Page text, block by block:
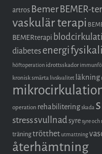
artros BemerBEMER-
vaskulär terapi
BEMERterapi
diabetesenergi
höftoperation idrottsskador
kronisk smärta livskvalitet läkning
operation rehabiliteringskada
stresssvullnadsyresyre
träningtrötthet utmattning
återhämtning